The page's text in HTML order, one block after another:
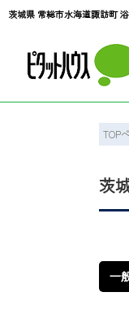
茨城県 常総市水海道諏訪町
TOP
茨
一